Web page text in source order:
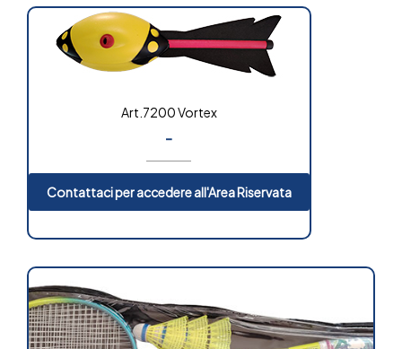
Art.7200 Vortex
-
Contattaci per accedere all'Area Riservata